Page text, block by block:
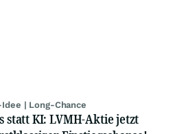
| Long-Chance
statt KI: LVMH-Aktie jetzt